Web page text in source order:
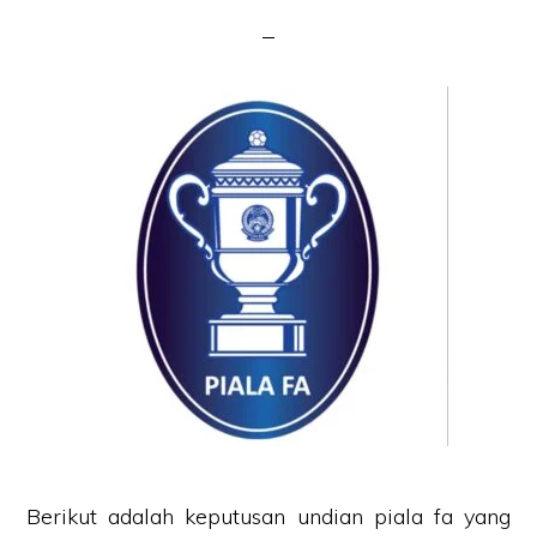
Berikut adalah keputusan undian piala fa yang